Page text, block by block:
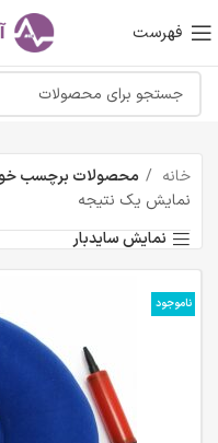
فهرست
خانه
محصولات برچسب
نمایش یک نتیجه
نمایش سایدبار
ناموجود